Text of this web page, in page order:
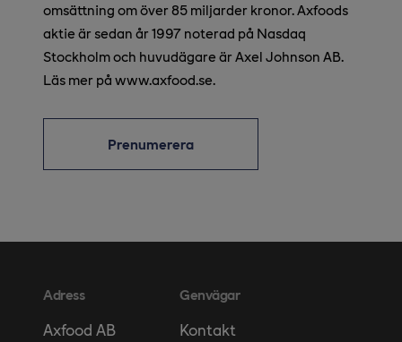
omsättning om över 85 miljarder kronor. Axfoods
aktie är sedan år 1997 noterad på Nasdaq
Stockholm och huvudägare är Axel Johnson AB.
Läs mer på www.axfood.se.
Prenumerera
Adress
Axfood AB
Genvägar
Kontakt